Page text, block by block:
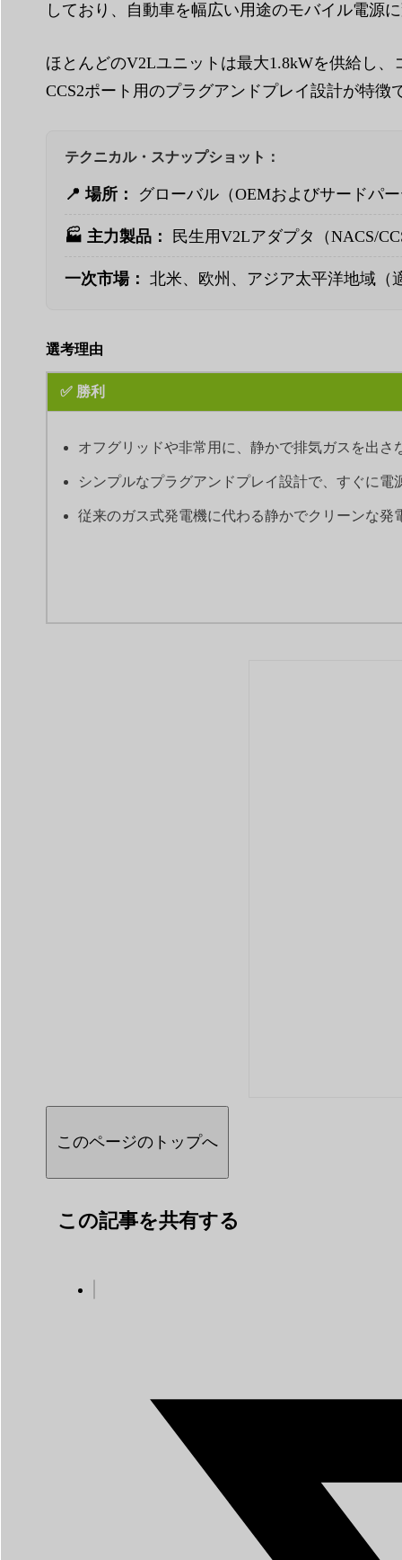
しており、自動車を幅広い用途のモバイル電源
ほとんどのV2Lユニットは最大1.8kWを供給し
CCS2ポート用のプラグアンドプレイ設計が特
テクニカル・スナップショット：
📍 場所： グローバル（OEMおよびサードパ
🏭 主力製品： 民生用V2Lアダプタ（NACS/
一次市場： 北米、欧州、アジア太平洋地域（
選考理由
✅ 勝利
オフグリッドや非常用に、静かで排気ガスを出さ
シンプルなプラグアンドプレイ設計で、すぐに電
従来のガス式発電機に代わる静かでクリーンな発
このページのトップへ
この記事を共有する